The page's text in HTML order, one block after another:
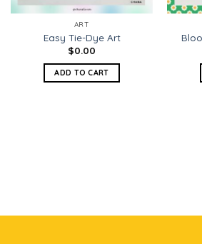
ART
Easy Tie-Dye Art
$0.00
ADD TO CART